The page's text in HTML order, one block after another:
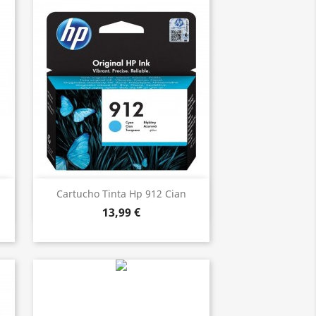
Cartucho Tinta Hp 912 Cian
13,99 €
Vista ràpida